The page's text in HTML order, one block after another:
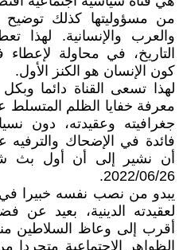
من مسؤوليتها كذلك توضيح
والعرب والإنسانية. لهذا
التاريخ، في محاولة
كون الإنسان هو الكنز الأول.
لهذا تسعى القناة دائما
معرفة خفايا الظلم
جغرافيته وعقيدته، دون
فائدة في الإضحاك
أن نشير إلى أن أول بث
2022/06/26.
يبدو من نصب نفسه خبيرا في
لعقيدته الدينية، بعيد عن
أقرب إلى وعاظ السلاطين
الظواهر الاجتماعية متجردا